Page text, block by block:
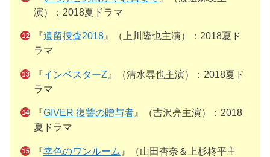
演）：2018夏ドラマ
『遺留捜査2018』（上川隆也主演）：2018夏ド
ラマ
『インベスターZ 』（清水尋也主演）：2018夏ド
ラマ
『GIVER 復讐の贈与者』（吉沢亮主演）：2018
夏ドラマ
『幸色のワンルーム 』（山田杏奈＆上杉柊平主